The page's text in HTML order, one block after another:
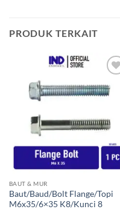
PRODUK TERKAIT
Tambahkan
ke Wishlist
BAUT & MUR
Baut/Baud/Bolt Flange/Topi
M6x35/6×35 K8/Kunci 8